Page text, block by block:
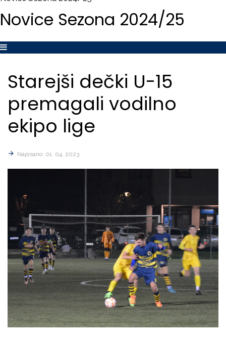
Novice Sezona 2024/25
Starejši dečki U-15
premagali vodilno
ekipo lige
Napisano: 01. 04. 2023